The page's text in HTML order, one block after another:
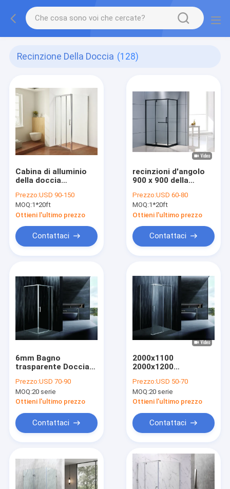
Recinzione Della Doccia (128)
Cabina di alluminio
della doccia
struttura
Prezzo:USD 90-150
MOQ:1*20ft
Ottieni l'ultimo prezzo
Contattaci
recinzioni d'angolo
900 x 900 della
6mm che fanno
scorrere
Prezzo:USD 60-80
MOQ:1*20ft
Ottieni l'ultimo prezzo
Contattaci
6mm Bagno
trasparente Doccia
1800x800
Prezzo:USD 70-90
MOQ:20 serie
Ottieni l'ultimo prezzo
Contattaci
2000x1100
2000x1200
doccia di vetro 8 mm
Prezzo:USD 50-70
MOQ:20 serie
Ottieni l'ultimo prezzo
Contattaci